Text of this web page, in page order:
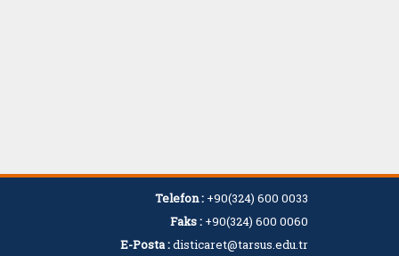
Telefon : +90(324) 600 0033
Faks : +90(324) 600 0060
E-Posta :disticaret@tarsus.edu.tr